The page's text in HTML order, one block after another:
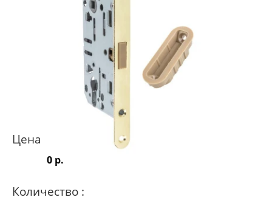
Цена
0 р.
Количество :